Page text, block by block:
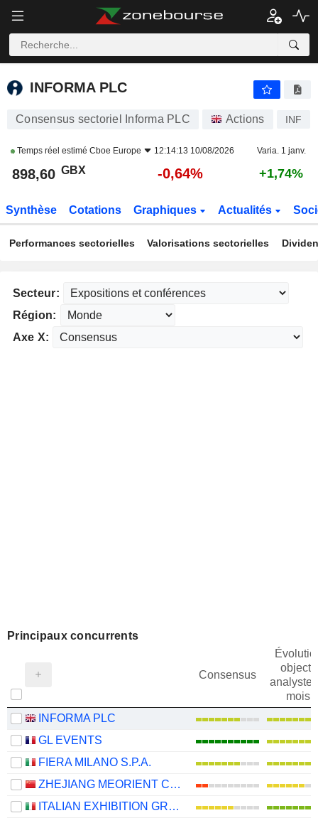
INFORMA PLC
INFORMA PLC
Consensus sectoriel Informa PLC Actions INF
Temps réel estimé Cboe Europe 12:14:13 10/08/2026 Varia. 1 janv.
898,60 GBX -0,64% +1,74%
Synthèse Cotations Graphiques Actualités
Performances sectorielles Valorisations sectorielles
Secteur:
Région:
Axe X:
Principaux concurrents
Consensus
objectif
mois
INFORMA PLC
GL EVENTS
FIERA MILANO S.P.A.
ZHEJIANG MEORIENT COMMERCE EXHIBITION INC.
ITALIAN EXHIBITION GROUP S.P.A.